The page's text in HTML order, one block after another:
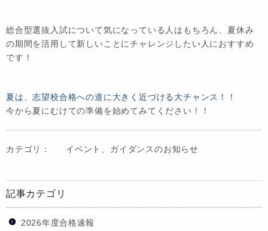
総合型選抜入試について気になっている人はもちろん、夏休み
の期間を活用して新しいことにチャレンジしたい人におすすめ
です！
夏は、志望校合格への道に大きく近づける大チャンス！！
今から夏にむけての準備を始めてみてください！！
カテゴリ： イベント、ガイダンスのお知らせ
記事カテゴリ
2026年度合格速報